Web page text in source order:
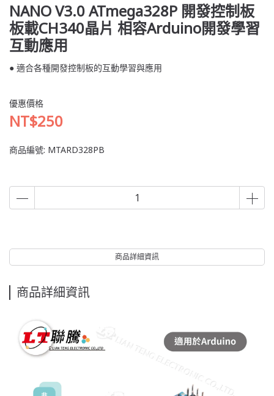
NANO V3.0 ATmega328P 開發控制板
板載CH340晶片 相容Arduino開發學習
互動應用
● 適合各種開發控制板的互動學習與應用
優惠價格
NT$250
商品編號: MTARD328PB
商品詳細資訊
商品詳細資訊